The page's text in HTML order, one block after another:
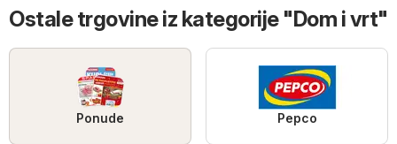
Ostale trgovine iz kategorije "Dom i vrt"
Ponude Pepco